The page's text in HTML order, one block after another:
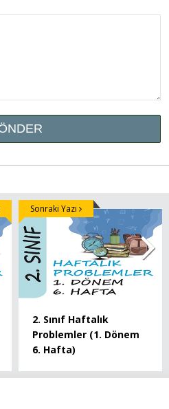
2. Sınıf Haftalık
Problemler (1. Dönem
6. Hafta)
Sonraki Yazı